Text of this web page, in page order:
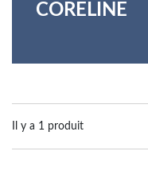
CORELINE
Il y a 1 produit